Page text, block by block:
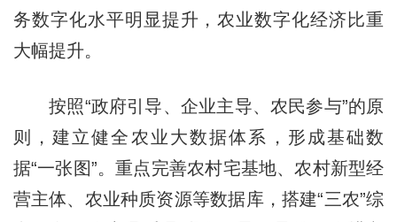
务数字化水平明显提升，农业数字化经济比重
大幅提升。
按照“政府引导、企业主导、农民参与”的原
则，建立健全农业大数据体系，形成基础数
据“一张图”。重点完善农村宅基地、农村新型经
营主体、农业种质资源等数据库，搭建“三农”综